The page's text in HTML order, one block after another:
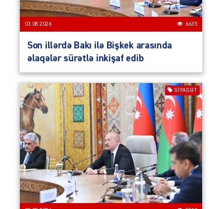
03.08.2026 6635
Son illərdə Bakı ilə Bişkek arasında
əlaqələr sürətlə inkişaf edib
SIYASƏT